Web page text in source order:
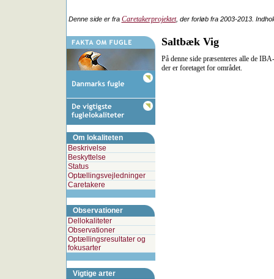
Denne side er fra Caretakerprojektet, der forløb fra 2003-2013.
Om lokaliteten
Beskrivelse
Beskyttelse
Status
Optællingsvejledninger
Caretakere
Observationer
Dellokaliteter
Observationer
Optællingsresultater og
fokusarter
Vigtige arter
Saltbæk Vig
På denne side præsenteres alle de
der er foretaget for området.